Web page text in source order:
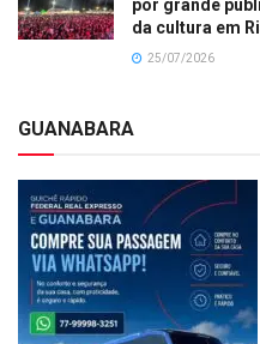
por grande
da cultura em
25/07/2026
GUANABARA